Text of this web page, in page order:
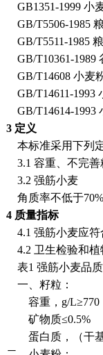
GB1351-1999 小
GB/T5506-1985
GB/T5511-1985
GB/T10361-1989
GB/T14608 小麦
GB/T14611-1993
GB/T14614-1993
3 定义
本标准采用下列
3.1 容重、不完善
3.2 强筋小麦
角质率不低于
4 质量指标
4.1 强筋小麦应
4.2 卫生检验和植
表1 强筋小麦品
一、籽粒：
容重，g/
矿物质≤0.5%
蛋白质，（干基